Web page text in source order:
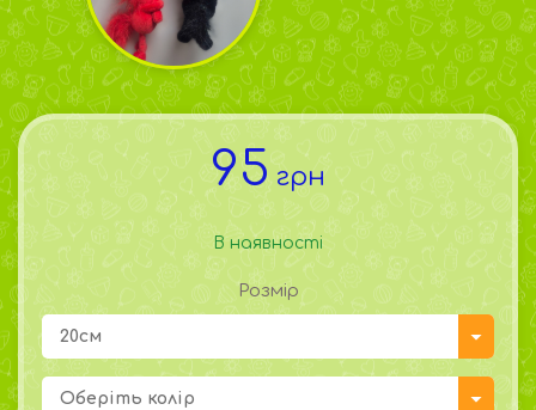
95грн
В наявності
Розмір
20см
Оберіть колір